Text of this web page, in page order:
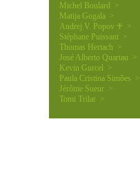
Michel Boulard >
Matija Gogala >
Andrej V. Popov ♰ >
Stéphane Puissant >
Thomas Hertach >
José Alberto Quartau >
Kevin Gurcel >
Paula Cristina Simões >
Jérôme Sueur >
Tomi Trilar >